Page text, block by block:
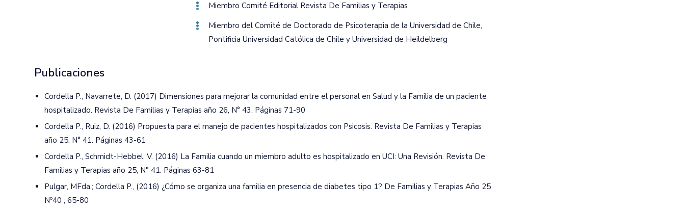
Miembro Comité Editorial Revista De Familias y Terapias
Miembro del Comité de Doctorado de Psicoterapia de la Universidad de Chile‚
Pontificia Universidad Católica de Chile y Universidad de Heildelberg
Publicaciones
Cordella P., Navarrete, D. (2017) Dimensiones para mejorar la comunidad entre el personal en Salud y la Familia de un paciente
hospitalizado. Revista De Familias y Terapias año 26, N° 43. Páginas 71-90
Cordella P., Ruiz, D. (2016) Propuesta para el manejo de pacientes hospitalizados con Psicosis. Revista De Familias y Terapias
año 25, N° 41. Páginas 43-61
Cordella P., Schmidt-Hebbel, V. (2016) La Familia cuando un miembro adulto es hospitalizado en UCI: Una Revisión. Revista De
Familias y Terapias año 25, N° 41. Páginas 63-81
Pulgar, MFda.; Cordella P., (2016) ¿Cómo se organiza una familia en presencia de diabetes tipo 1? De Familias y Terapias Año 25
Nº40 ; 65-80